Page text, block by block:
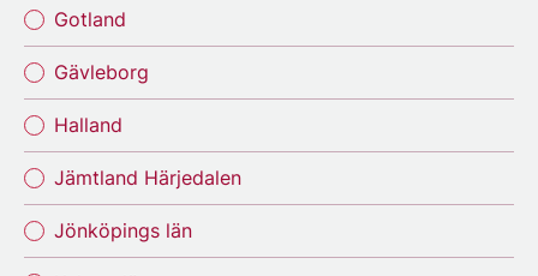
Gotland
Gävleborg
Halland
Jämtland Härjedalen
Jönköpings län